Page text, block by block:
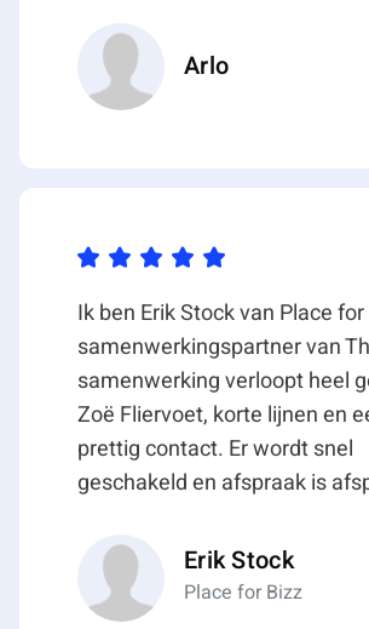
OPLEVERINGSNIVEAU
De kantoorruimte beschikt thans
navolgende voorzieningen:
– Spreekkamer
– Heren- en damestoiletten
– Ruime daglichttoevoer d.m.v.
– Vloerverwarming
– Luchtbehandelingsinstallatie
– Ledverlichting
HUURGEGEVENS
Huurprijs kantoorruimte
HUURTERMIJN
Vijf (5) jaar en telkens
Arlo
Ik ben Erik Stock van Place for
samenwerkingspartner van
samenwerking verloopt heel
Zoë Fliervoet, korte lijnen en
prettig contact. Er wordt snel
geschakeld en afspraak is
Erik Stock
Place for Bizz